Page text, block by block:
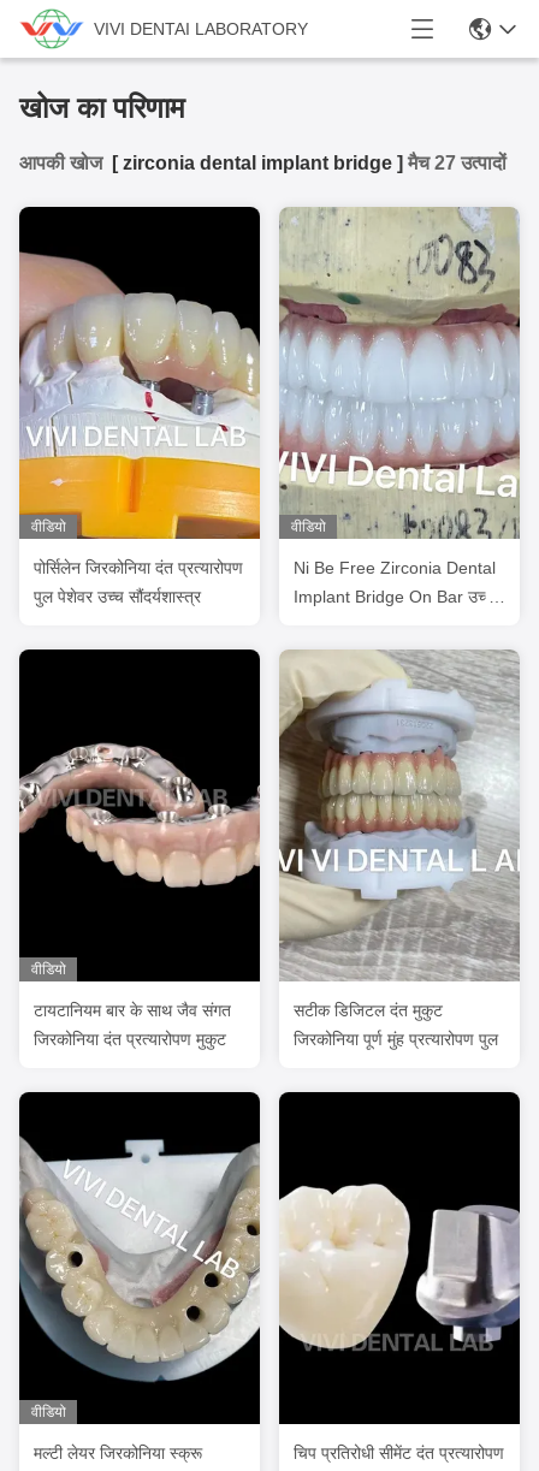
VIVI DENTAI LABORATORY
खोज का परिणाम
आपकी खोज [zirconia dental implant bridge ] मैच 27 उत्पादों
वीडियो
पोर्सिलेन जिरकोनिया दंत प्रत्यारोपण
पुल पेशेवर उच्च सौंदर्यशास्त्र
वीडियो
Ni Be Free Zirconia Dental
Implant Bridge On Bar उच्च
वीडियो
टायटानियम बार के साथ जैव संगत
जिरकोनिया दंत प्रत्यारोपण मुकुट
सटीक डिजिटल दंत मुकुट
जिरकोनिया पूर्ण मुंह प्रत्यारोपण पुल
वीडियो
मल्टी लेयर जिरकोनिया स्क्रू
चिप प्रतिरोधी सीमेंट दंत प्रत्यारोपण